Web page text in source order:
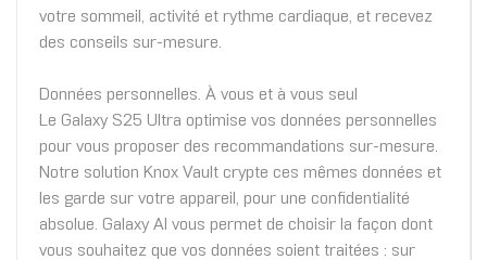
votre sommeil, activité et rythme cardiaque, et recevez
des conseils sur-mesure.
Données personnelles. À vous et à vous seul
Le Galaxy S25 Ultra optimise vos données personnelles
pour vous proposer des recommandations sur-mesure.
Notre solution Knox Vault crypte ces mêmes données et
les garde sur votre appareil, pour une confidentialité
absolue. Galaxy AI vous permet de choisir la façon dont
vous souhaitez que vos données soient traitées : sur